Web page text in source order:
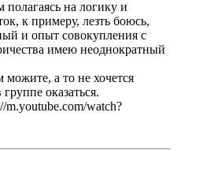
на логику и
к примеру, лезть боюсь,
и опыт совокупления с
имею неоднократный
а то не хочется
оказаться.
m.youtube.com/watch?